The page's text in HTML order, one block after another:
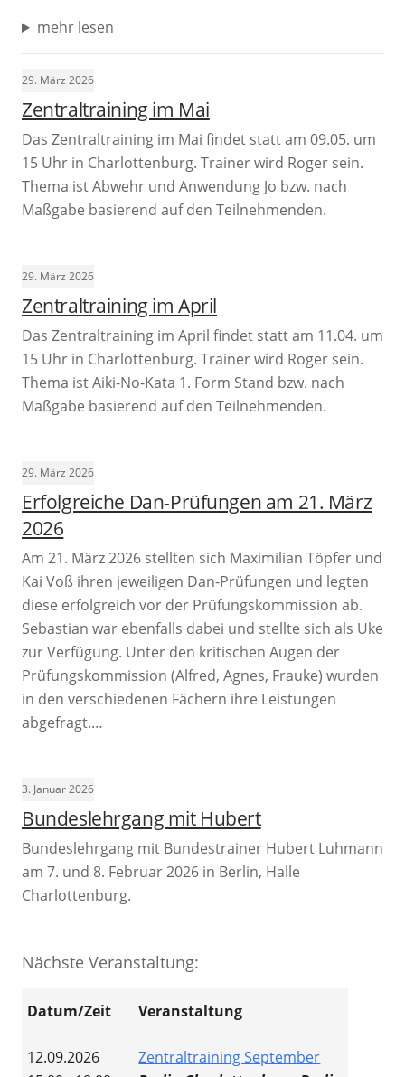
mehr lesen
29. März 2026
Zentraltraining im Mai
Das Zentraltraining im Mai findet statt am 09.05. um
15 Uhr in Charlottenburg. Trainer wird Roger sein.
Thema ist Abwehr und Anwendung Jo bzw. nach
Maßgabe basierend auf den Teilnehmenden.
29. März 2026
Zentraltraining im April
Das Zentraltraining im April findet statt am 11.04. um
15 Uhr in Charlottenburg. Trainer wird Roger sein.
Thema ist Aiki-No-Kata 1. Form Stand bzw. nach
Maßgabe basierend auf den Teilnehmenden.
29. März 2026
Erfolgreiche Dan-Prüfungen am 21. März
2026
Am 21. März 2026 stellten sich Maximilian Töpfer und
Kai Voß ihren jeweiligen Dan-Prüfungen und legten
diese erfolgreich vor der Prüfungskommission ab.
Sebastian war ebenfalls dabei und stellte sich als Uke
zur Verfügung. Unter den kritischen Augen der
Prüfungskommission (Alfred, Agnes, Frauke) wurden
in den verschiedenen Fächern ihre Leistungen
abgefragt.…
3. Januar 2026
Bundeslehrgang mit Hubert
Bundeslehrgang mit Bundestrainer Hubert Luhmann
am 7. und 8. Februar 2026 in Berlin, Halle
Charlottenburg.
Nächste Veranstaltung:
Datum/Zeit Veranstaltung
12.09.2026
Zentraltraining September